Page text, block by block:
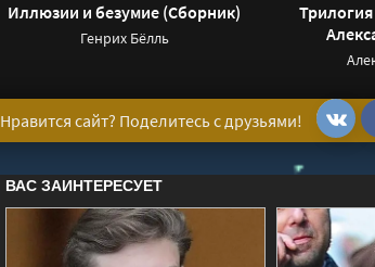
Иллюзии и безумие (Сборник)
Генрих Бёлль
Нравится сайт? Поделитесь с друзьями!